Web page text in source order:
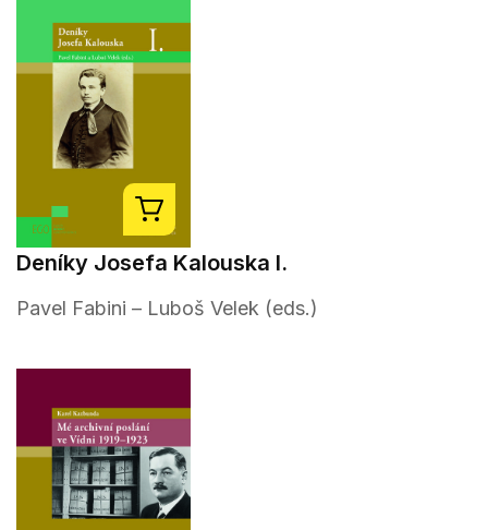
Deníky Josefa Kalouska I.
Pavel Fabini – Luboš Velek (eds.)